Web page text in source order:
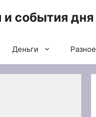
события дня
Деньги Разное